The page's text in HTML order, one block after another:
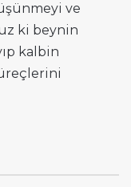
ve
ki beynin
kalbin